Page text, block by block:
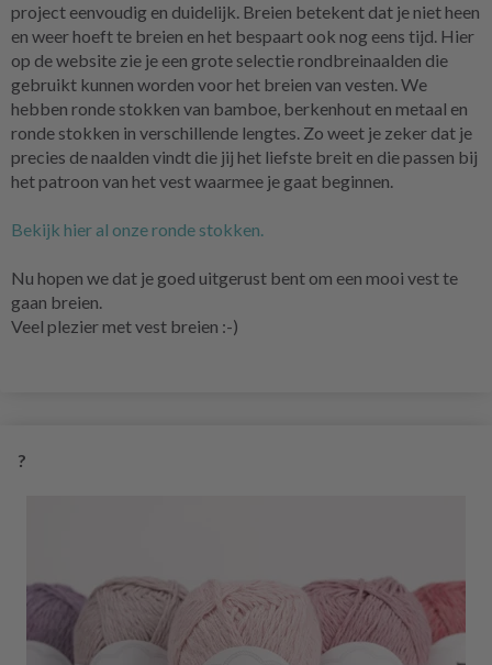
project eenvoudig en duidelijk. Breien betekent dat je niet heen
en weer hoeft te breien en het bespaart ook nog eens tijd. Hier
op de website zie je een grote selectie rondbreinaalden die
gebruikt kunnen worden voor het breien van vesten. We
hebben ronde stokken van bamboe, berkenhout en metaal en
ronde stokken in verschillende lengtes. Zo weet je zeker dat je
precies de naalden vindt die jij het liefste breit en die passen bij
het patroon van het vest waarmee je gaat beginnen.
Bekijk hier al onze ronde stokken.
Nu hopen we dat je goed uitgerust bent om een mooi vest te
gaan breien.
Veel plezier met vest breien :-)
?